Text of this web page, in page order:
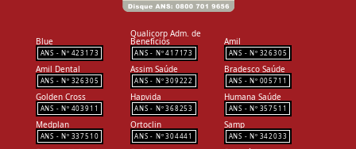
Blue
423173
Qualicorp Adm. de
Benefícios
417173
Amil
326305
Amil Dental
326305
Assim Saúde
309222
Bradesco Saúde
005711
Golden Cross
403911
Hapvida
368253
Humana Saúde
357511
Medplan
337510
Ortoclin
304441
Samp
342033